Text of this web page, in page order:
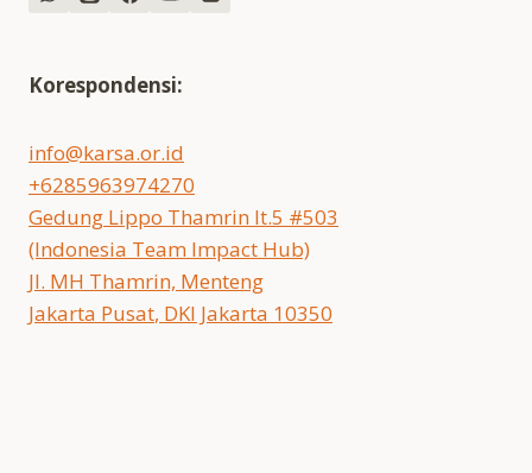
Korespondensi:
info@karsa.or.id
+6285963974270
Gedung Lippo Thamrin lt.5 #503
(Indonesia Team Impact Hub)
Jl. MH Thamrin, Menteng
Jakarta Pusat, DKI Jakarta 10350